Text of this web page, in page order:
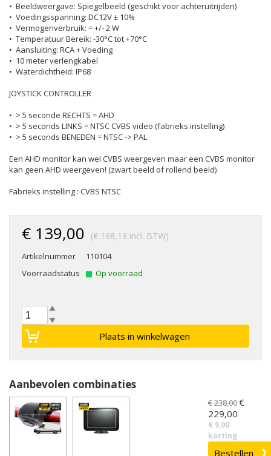
• Beeldweergave: Spiegelbeeld (geschikt voor achteruitrijden)
• Voedingsspanning: DC12V ± 10%
• Vermogenverbruik: = +/- 2 W
• Temperatuur Bereik: -30°C tot +70°C
• Aansluiting: RCA + Voeding
• 10 meter verlengkabel
• Waterdichtheid: IP68
JOYSTICK CONTROLLER
• > 5 seconde RECHTS = AHD
• > 5 seconds LINKS = NTSC CVBS video (fabrieks instelling)
• > 5 seconds BENEDEN = NTSC -> PAL
Een AHD monitor kan wel CVBS weergeven maar een CVBS monitor
kan geen AHD weergeven! (zwart beeld of rollend beeld)
Fabrieks instelling : CVBS NTSC
€ 139,00 (€ 168,19 incl. BTW)
Artikelnummer
110104
Voorraadstatus
Op voorraad
Aanbevolen combinaties
€ 238,00€
229,00
€ 9,00
korting